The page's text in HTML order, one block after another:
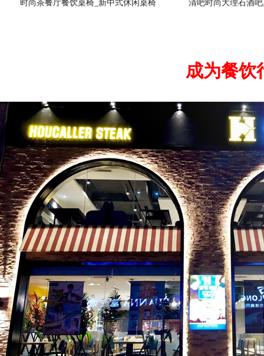
时尚茶餐厅餐饮桌椅_新中式休闲桌椅 清吧时尚大理石酒
成为餐饮